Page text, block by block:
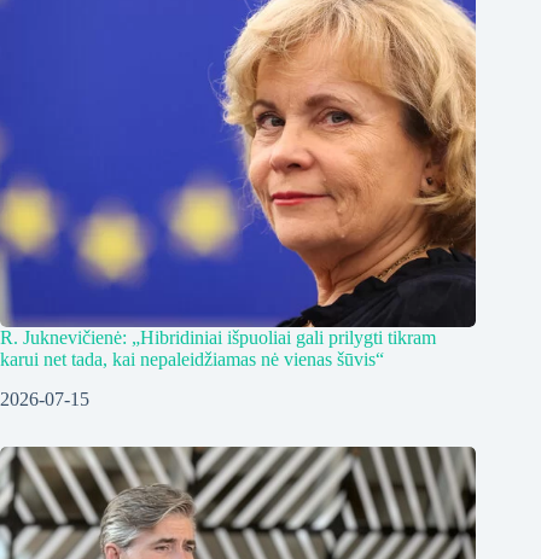
R. Juknevičienė: „Hibridiniai išpuoliai gali prilygti tikram
karui net tada, kai nepaleidžiamas nė vienas šūvis“
2026-07-15